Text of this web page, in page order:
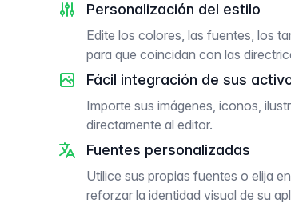
Personalización del estilo
Edite los colores, las fuentes, los
para que coincidan con las
Fácil integración de sus
Importe sus imágenes, iconos,
directamente al editor.
Fuentes personalizadas
Utilice sus propias fuentes o elija
reforzar la identidad visual de su